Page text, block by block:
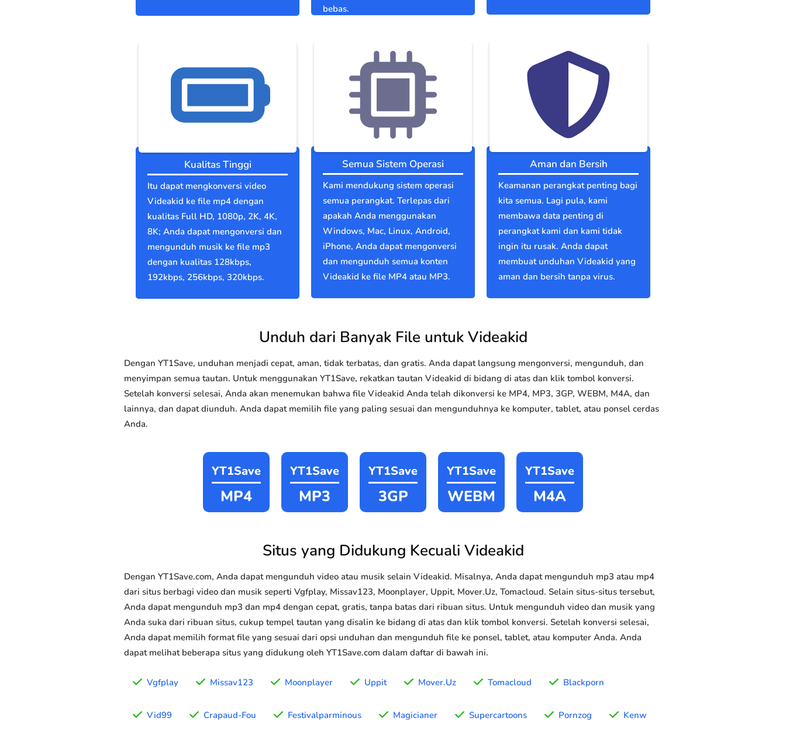
bebas.
Kualitas Tinggi
Itu dapat mengkonversi video
Videakid ke file mp4 dengan
kualitas Full HD, 1080p, 2K, 4K,
8K; Anda dapat mengonversi dan
mengunduh musik ke file mp3
dengan kualitas 128kbps,
192kbps, 256kbps, 320kbps.
Semua Sistem Operasi
Kami mendukung sistem operasi
semua perangkat. Terlepas dari
apakah Anda menggunakan
Windows, Mac, Linux, Android,
iPhone, Anda dapat mengonversi
dan mengunduh semua konten
Videakid ke file MP4 atau MP3.
Aman dan Bersih
Keamanan perangkat penting bagi
kita semua. Lagi pula, kami
membawa data penting di
perangkat kami dan kami tidak
ingin itu rusak. Anda dapat
membuat unduhan Videakid yang
aman dan bersih tanpa virus.
Unduh dari Banyak File untuk Videakid
Dengan YT1Save, unduhan menjadi cepat, aman, tidak terbatas, dan gratis. Anda dapat langsung mengonversi, mengunduh, dan
menyimpan semua tautan. Untuk menggunakan YT1Save, rekatkan tautan Videakid di bidang di atas dan klik tombol konversi.
Setelah konversi selesai, Anda akan menemukan bahwa file Videakid Anda telah dikonversi ke MP4, MP3, 3GP, WEBM, M4A, dan
lainnya, dan dapat diunduh. Anda dapat memilih file yang paling sesuai dan mengunduhnya ke komputer, tablet, atau ponsel cerdas
Anda.
YT1Save
MP4
YT1Save
MP3
YT1Save
3GP
YT1Save
WEBM
YT1Save
M4A
Situs yang Didukung Kecuali Videakid
Dengan YT1Save.com, Anda dapat mengunduh video atau musik selain Videakid. Misalnya, Anda dapat mengunduh mp3 atau mp4
dari situs berbagi video dan musik seperti Vgfplay, Missav123, Moonplayer, Uppit, Mover.Uz, Tomacloud. Selain situs-situs tersebut,
Anda dapat mengunduh mp3 dan mp4 dengan cepat, gratis, tanpa batas dari ribuan situs. Untuk mengunduh video dan musik yang
Anda suka dari ribuan situs, cukup tempel tautan yang disalin ke bidang di atas dan klik tombol konversi. Setelah konversi selesai,
Anda dapat memilih format file yang sesuai dari opsi unduhan dan mengunduh file ke ponsel, tablet, atau komputer Anda. Anda
dapat melihat beberapa situs yang didukung oleh YT1Save.com dalam daftar di bawah ini.
Vgfplay Missav123 Moonplayer Uppit Mover.Uz Tomacloud Blackporn
Vid99 Crapaud-Fou Festivalparminous Magicianer Supercartoons Pornzog Kenw